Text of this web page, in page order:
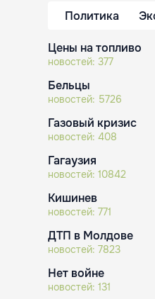
Политика
Цены на топливо
новостей: 377
Бельцы
новостей: 5726
Газовый кризис
новостей: 408
Гагаузия
новостей: 10842
Кишинев
новостей: 771
ДТП в Молдове
новостей: 7823
Нет войне
новостей: 131